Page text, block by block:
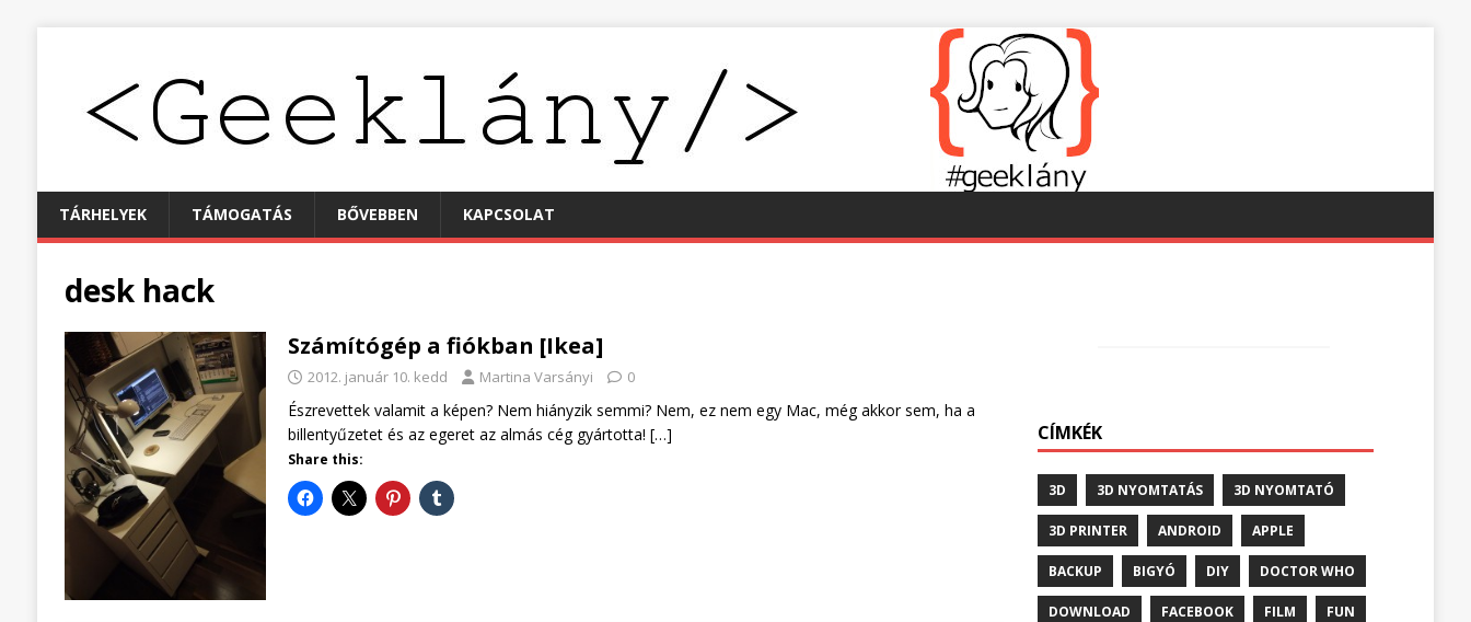
TÁRHELYEK TÁMOGATÁS BŐVEBBEN KAPCSOLAT
desk hack
Számítógép a fiókban [Ikea]
2012. január 10. kedd Martina Varsányi 0
Észrevettek valamit a képen? Nem hiányzik semmi? Nem, ez nem egy Mac, még akkor sem, ha a
billentyűzetet és az egeret az almás cég gyártotta! […]
Share this:
CÍMKÉK
3D 3D NYOMTATÁS 3D NYOMTATÓ
3D PRINTER ANDROID APPLE
BACKUP BIGYÓ DIY DOCTOR WHO
DOWNLOAD FACEBOOK FILM FUN